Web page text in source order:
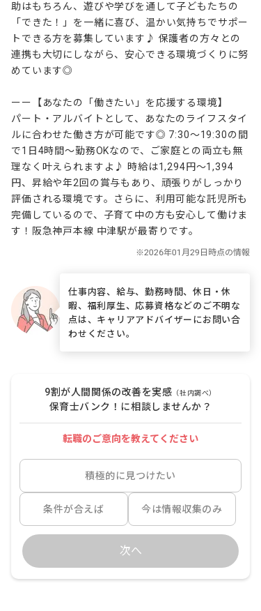
助はもちろん、遊びや学びを通して子どもたちの
「できた！」を一緒に喜び、温かい気持ちでサポー
トできる方を募集しています♪ 保護者の方々との
連携も大切にしながら、安心できる環境づくりに努
めています◎
ーー【あなたの「働きたい」を応援する環境】
パート・アルバイトとして、あなたのライフスタイ
ルに合わせた働き方が可能です◎ 7:30～19:30の間
で1日4時間～勤務OKなので、ご家庭との両立も無
理なく叶えられますよ♪ 時給は1,294円～1,394
円、昇給や年2回の賞与もあり、頑張りがしっかり
評価される環境です。さらに、利用可能な託児所も
完備しているので、子育て中の方も安心して働けま
す！阪急神戸本線 中津駅が最寄りです。
仕事内容、給与、勤務時間、休日・休
暇、福利厚生、応募資格などのご不明な
点は、キャリアアドバイザーにお問い合
わせください。
9割が人間関係の改善を実感 （社内調べ）
保育士バンク！に相談しませんか？
転職のご意向を教えてください
積極的に見つけたい
条件が合えば 今は情報収集のみ
次へ